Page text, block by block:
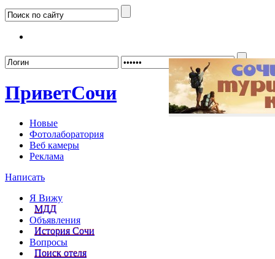
ПриветСочи
Новые
Фотолаборатория
Веб камеры
Реклама
Написать
Я Вижу
МДД
Объявления
История Сочи
Вопросы
Поиск отеля